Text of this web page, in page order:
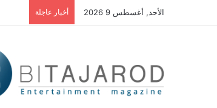
الأحد, أغسطس 9 2026 أخبار عاجلة